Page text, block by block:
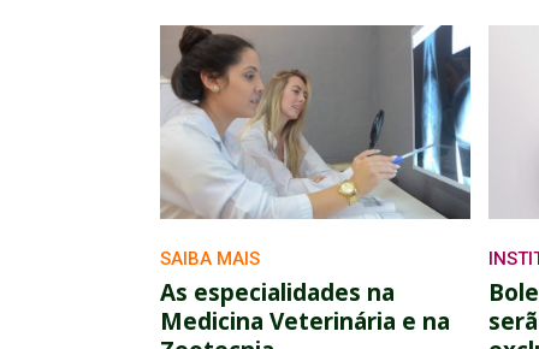
SAIBA MAIS
As especialidades na
Medicina Veterinária e na